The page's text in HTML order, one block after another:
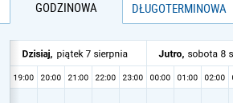
GODZINOWA
DŁUGOTERMINOWA